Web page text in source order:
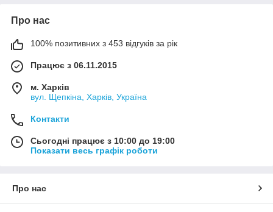
Про нас
100% позитивних з 453 відгуків за рік
Працює з 06.11.2015
м. Харків
вул. Щепкіна, Харків, Україна
Контакти
Сьогодні працює з 10:00 до 19:00
Показати весь графік роботи
Про нас